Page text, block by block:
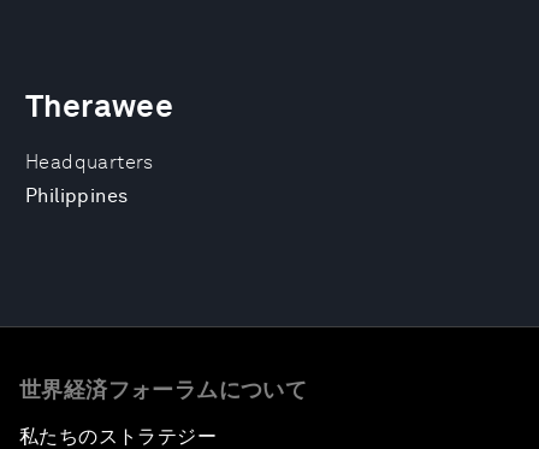
Headquarters
Philippines
Therawee
世界経済フォーラムについて
私たちのストラテジー